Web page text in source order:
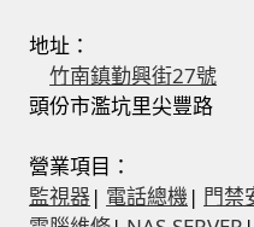
地址：
竹南鎮勤興街27號
頭份市濫坑里尖豐路
營業項目：
監視器| 電話總機 | 門禁